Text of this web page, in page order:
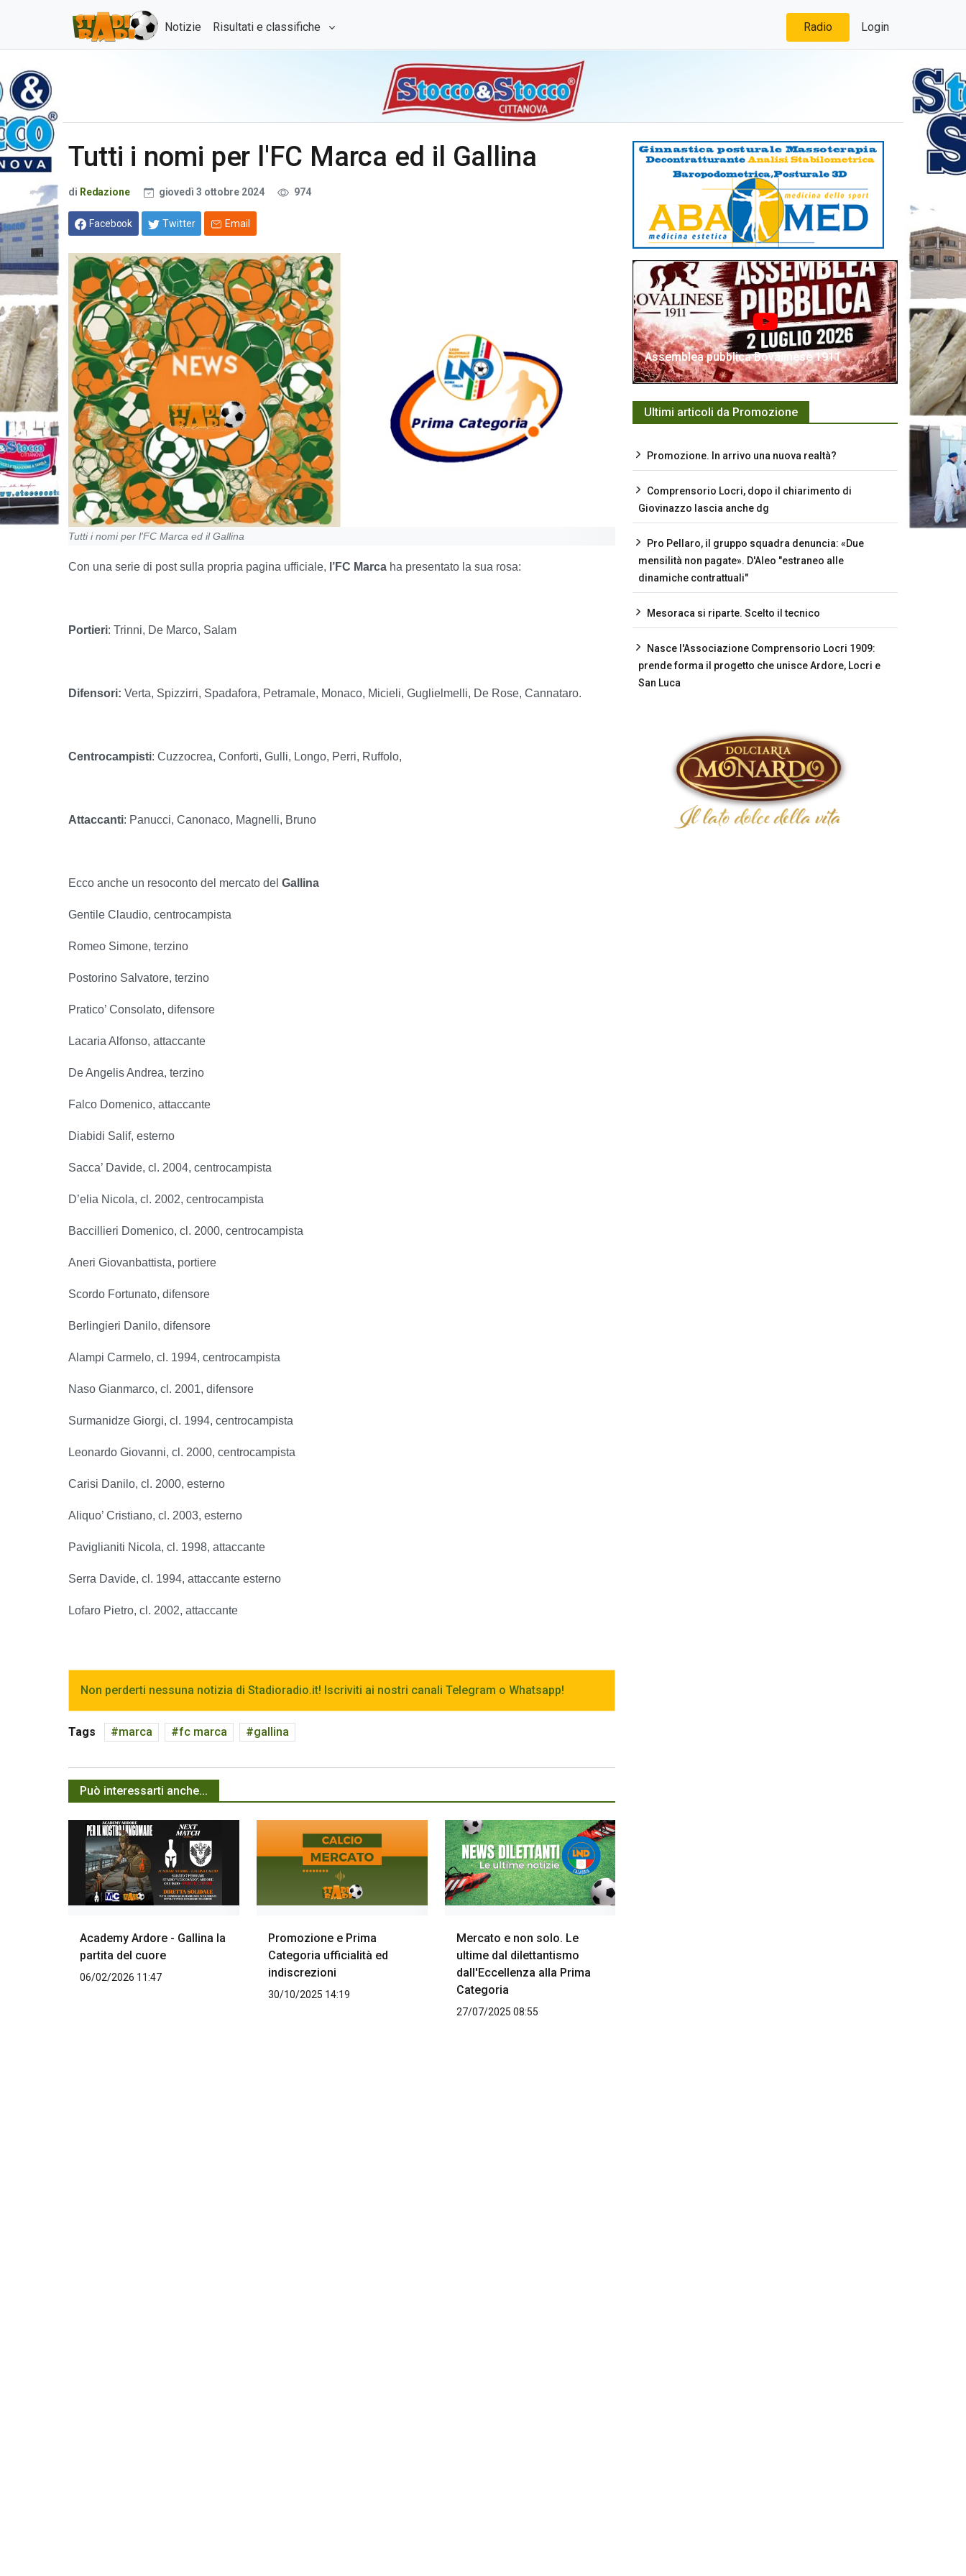
Notizie Risultati e classifiche Radio Login
Tutti i nomi per l'FC Marca ed il Gallina
di Redazione giovedì 3 ottobre 2024 974
Facebook Twitter Email
Tutti i nomi per l'FC Marca ed il Gallina
Con una serie di post sulla propria pagina ufficiale, l’FC Marca ha presentato la sua rosa:
Portieri: Trinni, De Marco, Salam
Difensori: Verta, Spizzirri, Spadafora, Petramale, Monaco, Micieli, Guglielmelli, De Rose, Cannataro.
Centrocampisti: Cuzzocrea, Conforti, Gulli, Longo, Perri, Ruffolo,
Attaccanti: Panucci, Canonaco, Magnelli, Bruno
Ecco anche un resoconto del mercato del Gallina
Gentile Claudio, centrocampista
Romeo Simone, terzino
Postorino Salvatore, terzino
Pratico’ Consolato, difensore
Lacaria Alfonso, attaccante
De Angelis Andrea, terzino
Falco Domenico, attaccante
Diabidi Salif, esterno
Sacca’ Davide, cl. 2004, centrocampista
D’elia Nicola, cl. 2002, centrocampista
Baccillieri Domenico, cl. 2000, centrocampista
Aneri Giovanbattista, portiere
Scordo Fortunato, difensore
Berlingieri Danilo, difensore
Alampi Carmelo, cl. 1994, centrocampista
Naso Gianmarco, cl. 2001, difensore
Surmanidze Giorgi, cl. 1994, centrocampista
Leonardo Giovanni, cl. 2000, centrocampista
Carisi Danilo, cl. 2000, esterno
Aliquo’ Cristiano, cl. 2003, esterno
Paviglianiti Nicola, cl. 1998, attaccante
Serra Davide, cl. 1994, attaccante esterno
Lofaro Pietro, cl. 2002, attaccante
Non perderti nessuna notizia di Stadioradio.it! Iscriviti ai nostri canali Telegram o Whatsapp!
Tags marca fc marca gallina
Può interessarti anche...
Academy Ardore - Gallina la
partita del cuore
06/02/2026 11:47
Promozione e Prima
Categoria ufficialità ed
indiscrezioni
30/10/2025 14:19
Mercato e non solo. Le
ultime dal dilettantismo
dall'Eccellenza alla Prima
Categoria
27/07/2025 08:55
Assemblea pubblica Bovalinese 1911
Ultimi articoli da Promozione
Promozione. In arrivo una nuova realtà?
Comprensorio Locri, dopo il chiarimento di
Giovinazzo lascia anche dg
Pro Pellaro, il gruppo squadra denuncia: «Due
mensilità non pagate». D'Aleo "estraneo alle
dinamiche contrattuali"
Mesoraca si riparte. Scelto il tecnico
Nasce l'Associazione Comprensorio Locri 1909:
prende forma il progetto che unisce Ardore, Locri e
San Luca